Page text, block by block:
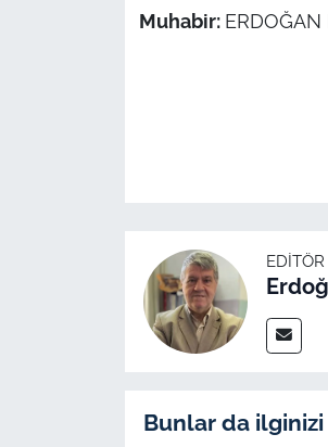
Muhabir: ERDOĞAN
Bunlar da